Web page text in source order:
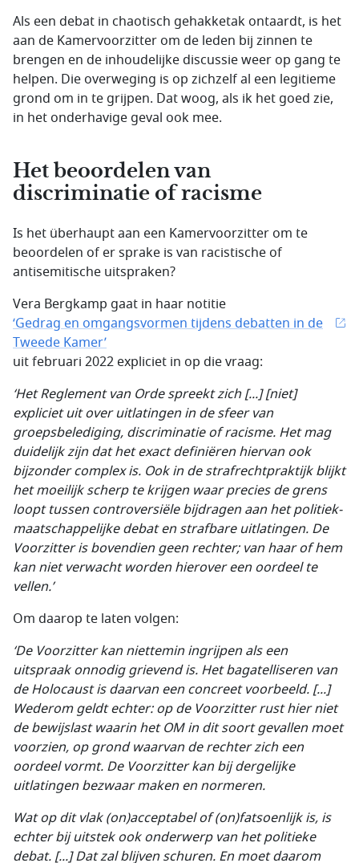
Als een debat in chaotisch gehakketak ontaardt, is het
aan de Kamervoorzitter om de leden bij zinnen te
brengen en de inhoudelijke discussie weer op gang te
helpen. Die overweging is op zichzelf al een legitieme
grond om in te grijpen. Dat woog, als ik het goed zie,
in het onderhavige geval ook mee.
Het beoordelen van
discriminatie of racisme
Is het überhaupt aan een Kamervoorzitter om te
beoordelen of er sprake is van racistische of
antisemitische uitspraken?
Vera Bergkamp gaat in haar notitie
‘Gedrag en omgangsvormen tijdens debatten in de
Tweede Kamer’
uit februari 2022 expliciet in op die vraag:
‘Het Reglement van Orde spreekt zich [...] [niet]
expliciet uit over uitlatingen in de sfeer van
groepsbelediging, discriminatie of racisme. Het mag
duidelijk zijn dat het exact definiëren hiervan ook
bijzonder complex is. Ook in de strafrechtpraktijk blijkt
het moeilijk scherp te krijgen waar precies de grens
loopt tussen controversiële bijdragen aan het politiek-
maatschappelijke debat en strafbare uitlatingen. De
Voorzitter is bovendien geen rechter; van haar of hem
kan niet verwacht worden hierover een oordeel te
vellen.’
Om daarop te laten volgen:
‘De Voorzitter kan niettemin ingrijpen als een
uitspraak onnodig grievend is. Het bagatelliseren van
de Holocaust is daarvan een concreet voorbeeld. [...]
Wederom geldt echter: op de Voorzitter rust hier niet
de bewijslast waarin het OM in dit soort gevallen moet
voorzien, op grond waarvan de rechter zich een
oordeel vormt. De Voorzitter kan bij dergelijke
uitlatingen bezwaar maken en normeren.
Wat op dit vlak (on)acceptabel of (on)fatsoenlijk is, is
echter bij uitstek ook onderwerp van het politieke
debat. [...] Dat zal blijven schuren. En moet daarom